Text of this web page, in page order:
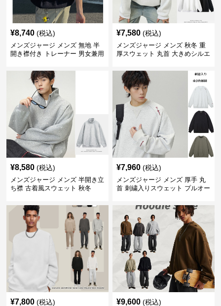
¥8,740 (税込)
メンズジャージ メンズ 無地 半
開き襟付き トレーナー 男女兼用
¥7,580 (税込)
メンズジャージ メンズ 秋冬 重
厚スウェット 丸首 大きめシルエ
¥8,580 (税込)
メンズジャージ メンズ 半開き立
ち襟 古着風スウェット 秋冬
¥7,960 (税込)
メンズジャージ メンズ 厚手 丸
首 刺繍入りスウェット プルオー
¥7,800 (税込) ¥9,600 (税込)